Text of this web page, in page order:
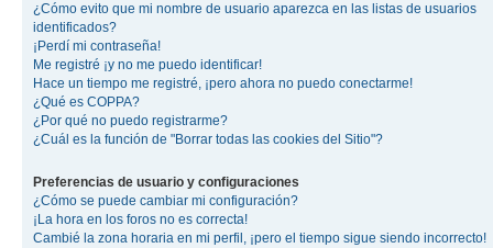
¿Cómo evito que mi nombre de usuario aparezca en las listas de usuarios
identificados?
¡Perdí mi contraseña!
Me registré ¡y no me puedo identificar!
Hace un tiempo me registré, ¡pero ahora no puedo conectarme!
¿Qué es COPPA?
¿Por qué no puedo registrarme?
¿Cuál es la función de "Borrar todas las cookies del Sitio"?
Preferencias de usuario y configuraciones
¿Cómo se puede cambiar mi configuración?
¡La hora en los foros no es correcta!
Cambié la zona horaria en mi perfil, ¡pero el tiempo sigue siendo incorrecto!